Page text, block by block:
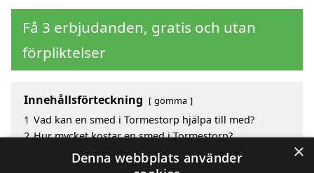
Få 3 erbjudanden, gratis och utan
förpliktelser
Innehållsförteckning gömma
1 Vad kan en smed i Tormestorp hjälpa till med?
2 Hur mycket kostar en smed i Tormestorp?
Fördelar med att välja smed i Tormestorp
Sök efter en skicklig smed i de omgivande städerna
×
Denna webbplats använder